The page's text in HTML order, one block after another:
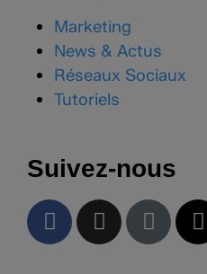
Marketing
News & Actus
Réseaux Sociaux
Tutoriels
Suivez-nous